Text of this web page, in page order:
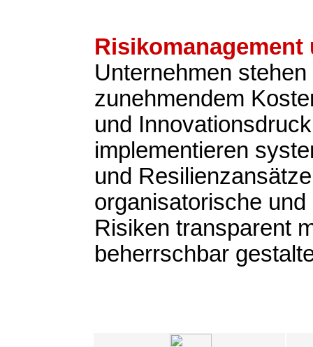
Risikomanagement
Unternehmen stehen
zunehmendem
und
implementieren
und
organisatorische
Risiken transparent
beherrschbar